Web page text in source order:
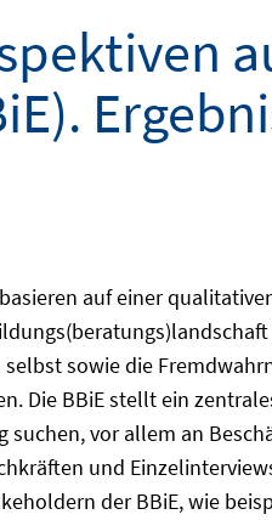
auf einer
sowie die
Die BBiE stellt ein
vor allem an
und
der BBiE, wie